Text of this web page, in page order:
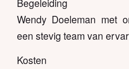
Begeleiding
Wendy Doeleman met
een stevig team van
Kosten